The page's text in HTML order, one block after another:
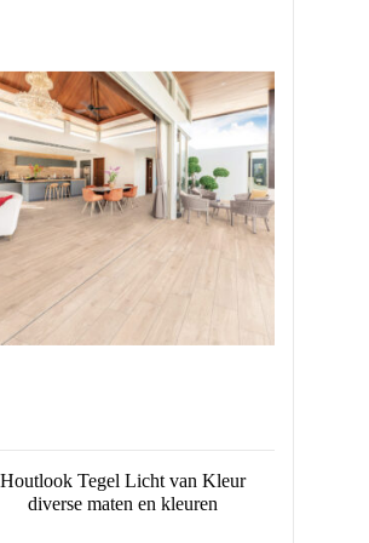
Houtlook Tegel Licht van Kleur
diverse maten en kleuren